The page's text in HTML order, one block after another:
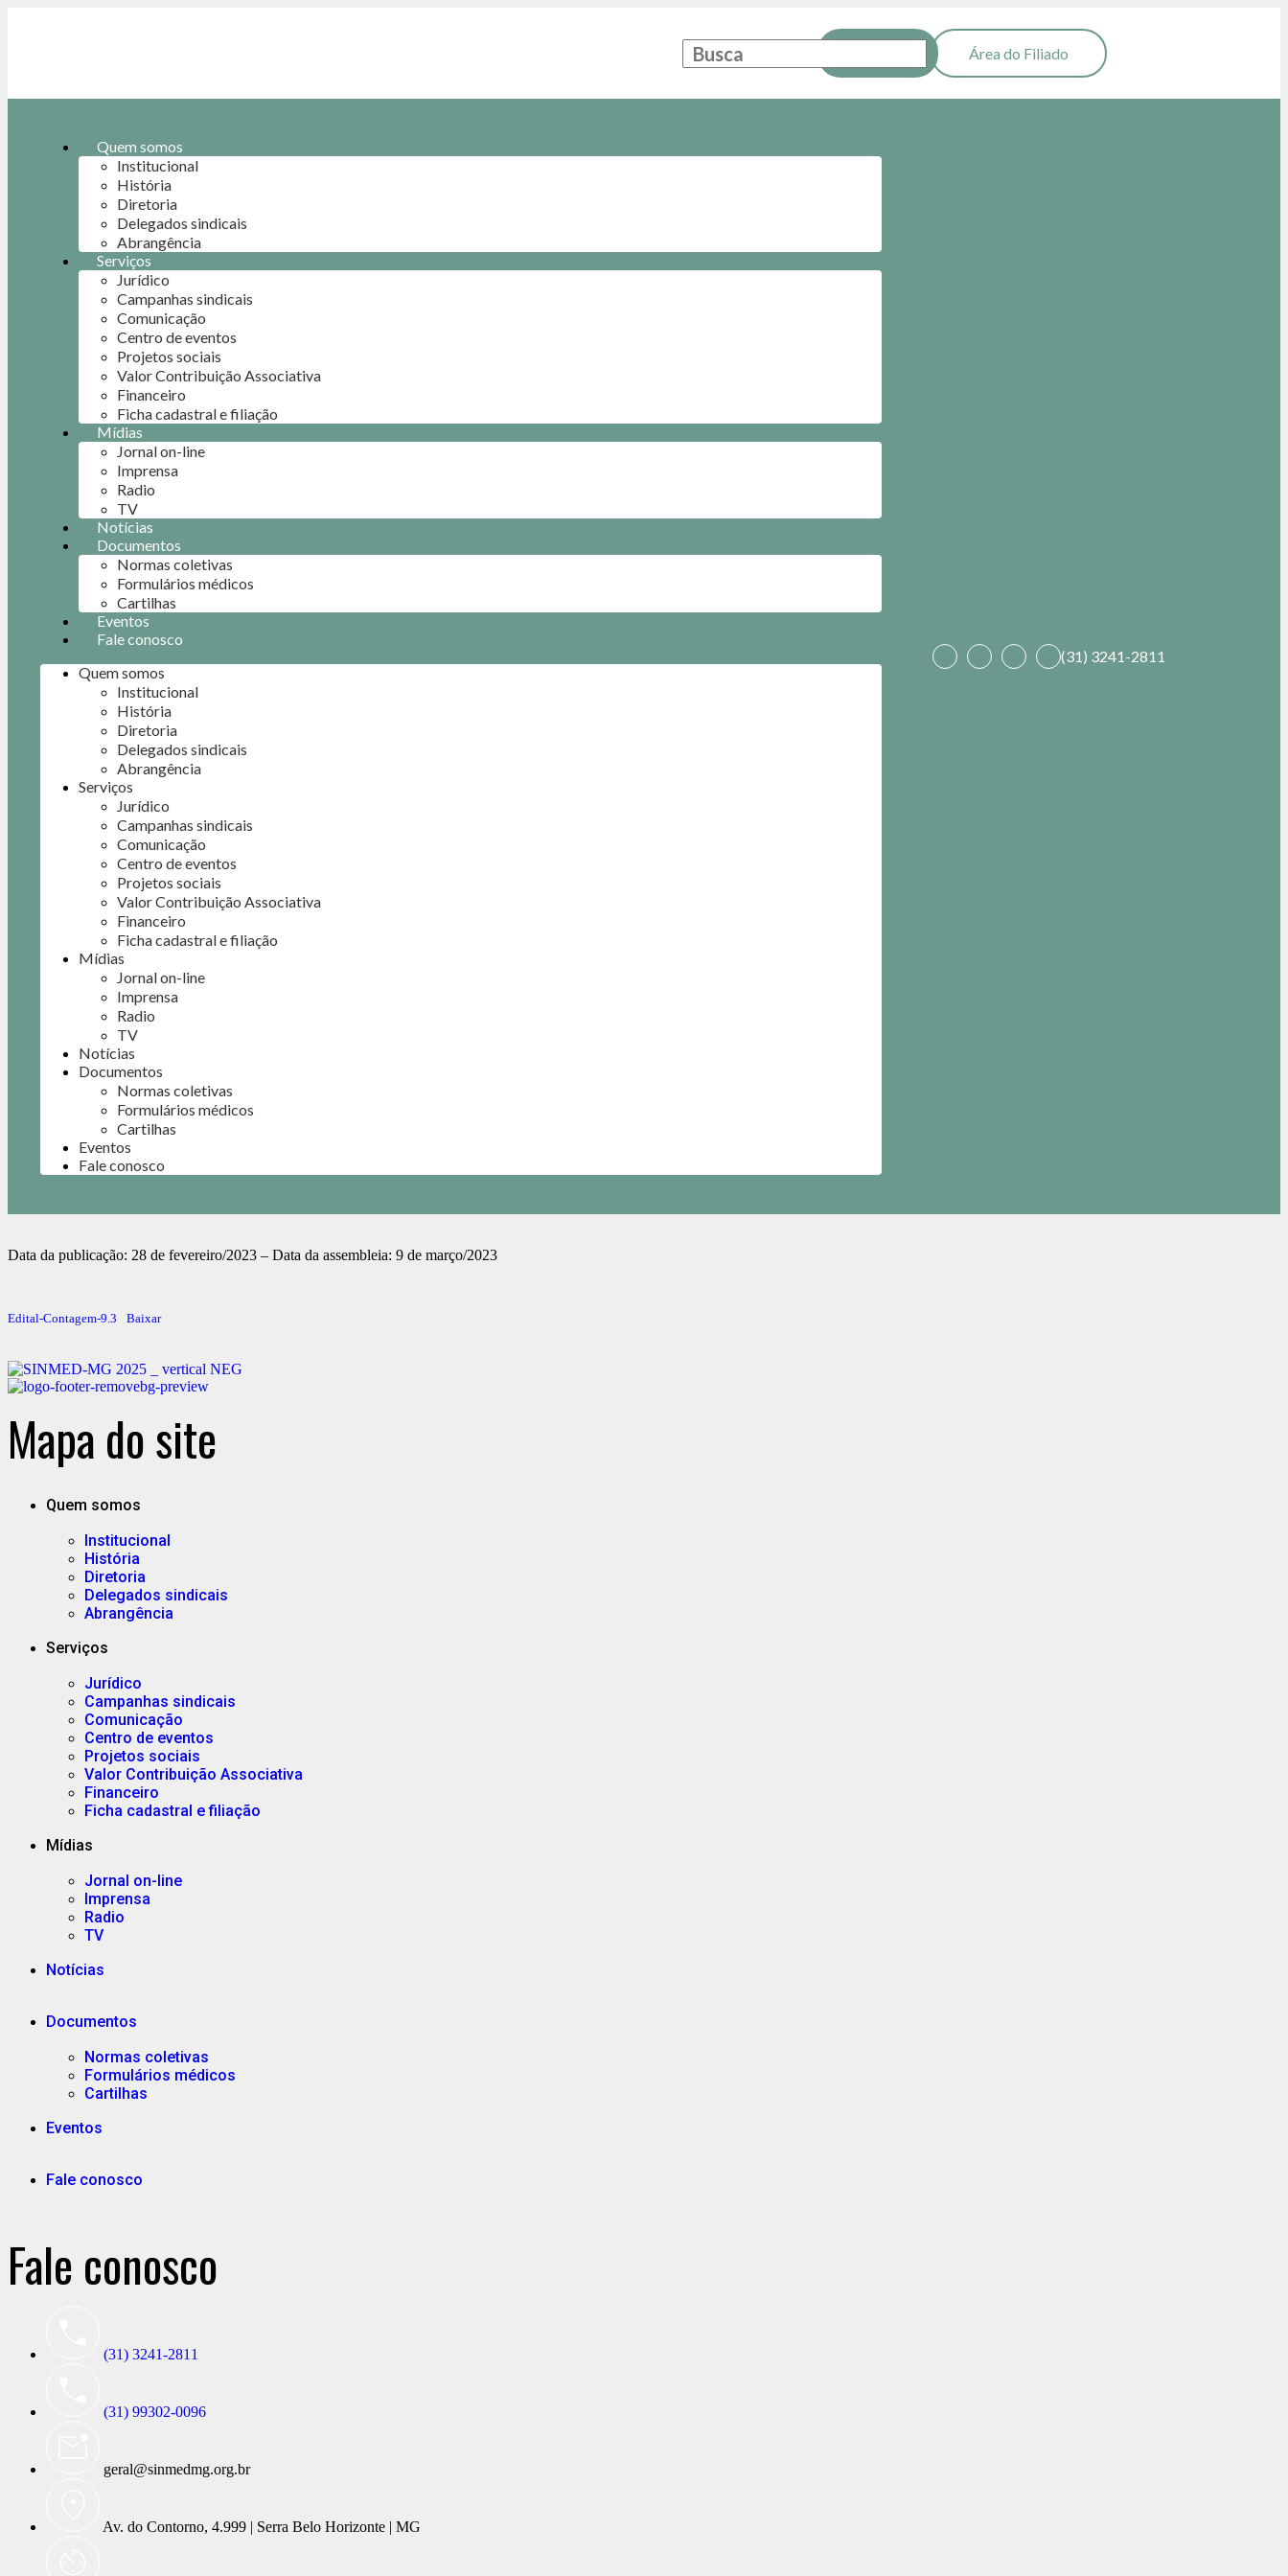
Área do Filiado
Quem somos
Institucional
História
Diretoria
Delegados sindicais
Abrangência
Serviços
Jurídico
Campanhas sindicais
Comunicação
Centro de eventos
Projetos sociais
Valor Contribuição Associativa
Financeiro
Ficha cadastral e filiação
Mídias
Jornal on-line
Imprensa
Radio
TV
Notícias
Documentos
Normas coletivas
Formulários médicos
Cartilhas
Eventos
Fale conosco
Quem somos
Institucional
História
Diretoria
Delegados sindicais
Abrangência
Serviços
Jurídico
Campanhas sindicais
Comunicação
Centro de eventos
Projetos sociais
Valor Contribuição Associativa
Financeiro
Ficha cadastral e filiação
Mídias
Jornal on-line
Imprensa
Radio
TV
Notícias
Documentos
Normas coletivas
Formulários médicos
Cartilhas
Eventos
Fale conosco
(31) 3241-2811
Data da publicação: 28 de fevereiro/2023 – Data da assembleia: 9 de março/2023
Edital-Contagem-9.3 Baixar
Mapa do site
Quem somos
Institucional
História
Diretoria
Delegados sindicais
Abrangência
Serviços
Jurídico
Campanhas sindicais
Comunicação
Centro de eventos
Projetos sociais
Valor Contribuição Associativa
Financeiro
Ficha cadastral e filiação
Mídias
Jornal on-line
Imprensa
Radio
TV
Notícias
Documentos
Normas coletivas
Formulários médicos
Cartilhas
Eventos
Fale conosco
Fale conosco
(31) 3241-2811
(31) 99302-0096
geral@sinmedmg.org.br
Av. do Contorno, 4.999 | Serra Belo Horizonte | MG